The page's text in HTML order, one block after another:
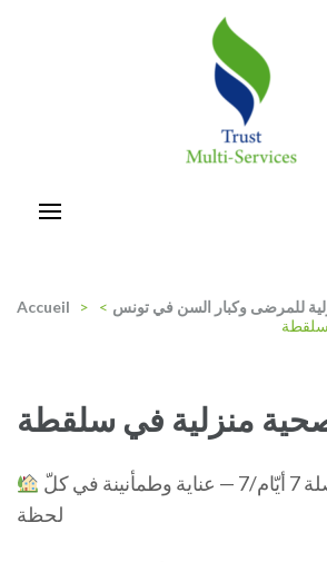
Accueil > للمرضى وكبار السن في تونس >
سلقطة
منزلية في سلقطة
لحظة